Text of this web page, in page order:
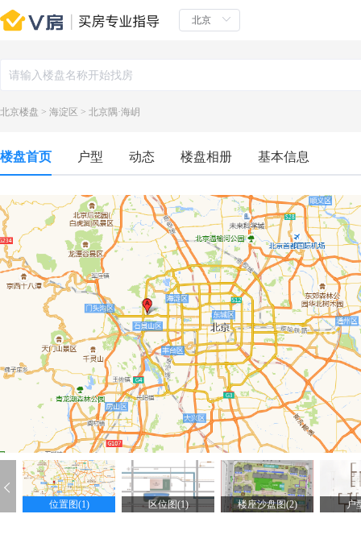
北京楼盘 > 海淀区 > 北京隅·海岄
楼盘首页 户型 动态 楼盘相册 基本信息
位置图(1) 区位图(1) 楼座沙盘图(2) 户